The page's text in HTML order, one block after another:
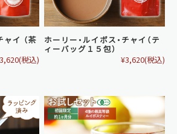
ャイ （茶
(税込)
ホーリー・ルイボス・チャイ（テ
ィーバッグ１５包）
¥3,620(税込)